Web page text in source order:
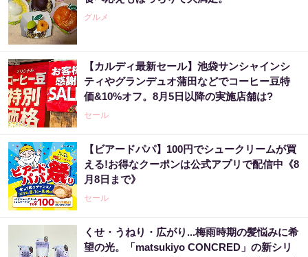
グルメ
【カルディ最新セール】池袋サンシャインシ
ティやグランデュオ蒲田などでコーヒー豆特
価&10%オフ。8月5日以降の実施店舗は?
セール
【ビアードパパ】100円でシュークリームが買
える!お得なクーポンは公式アプリで配信中《8
月8日まで》
セール
くせ・うねり・広がり...梅雨時期の髪悩みに希
望の光。「matsukiyo CONCRED」の新シリ